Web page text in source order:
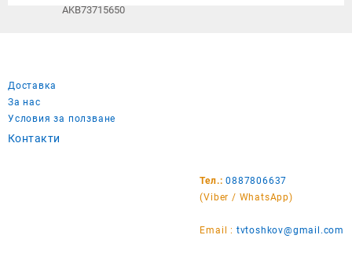
AKB73715650
Доставка
За нас
Условия за ползване
Контакти
Тел.: 0887806637
(Viber / WhatsApp)
Email : tvtoshkov@gmail.com